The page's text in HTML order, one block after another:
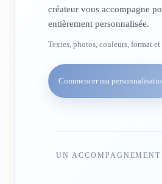
créateur vous accompagne
entièrement personnalisée.
Textes, photos, couleurs, format
Commencer ma
UN